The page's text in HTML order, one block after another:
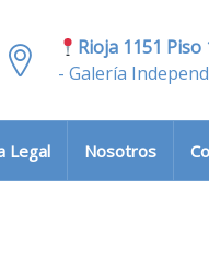
Rioja 1151 Piso
- Galería
Legal Nosotros